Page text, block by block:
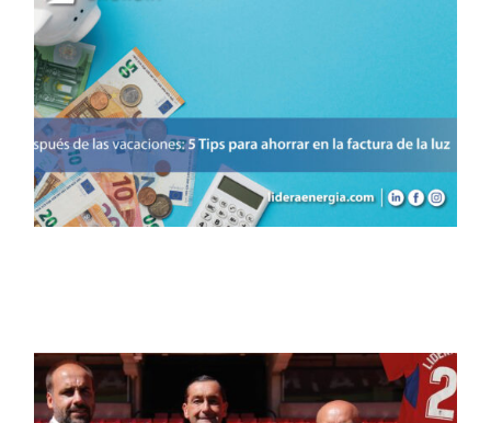
Después de las vacaciones:
5 Tips para ahorrar en la
factura de la luz
Noticias